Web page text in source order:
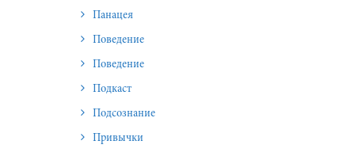
Панацея
Поведение
Поведение
Подкаст
Подсознание
Привычки